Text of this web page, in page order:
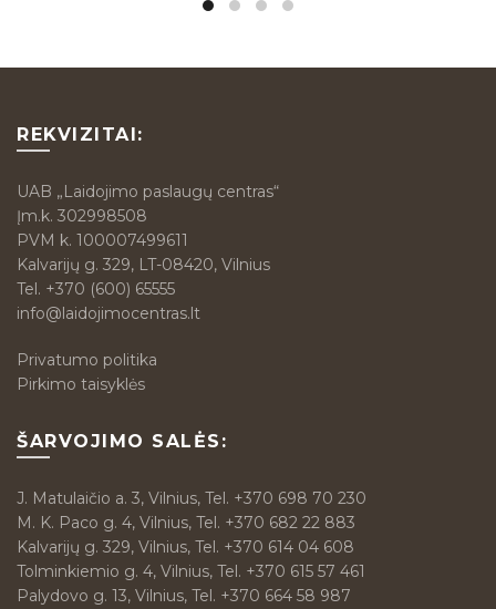
REKVIZITAI:
UAB „Laidojimo paslaugų centras“
Įm.k. 302998508
PVM k. 100007499611
Kalvarijų g. 329, LT-08420, Vilnius
Tel. +370 (600) 65555
info@laidojimocentras.lt
Privatumo politika
Pirkimo taisyklės
ŠARVOJIMO SALĖS:
J. Matulaičio a. 3, Vilnius, Tel. +370 698 70 230
M. K. Paco g. 4, Vilnius, Tel. +370 682 22 883
Kalvarijų g. 329, Vilnius, Tel. +370 614 04 608
Tolminkiemio g. 4, Vilnius, Tel. +370 615 57 461
Palydovo g. 13, Vilnius, Tel. +370 664 58 987